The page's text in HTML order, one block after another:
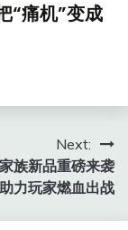
“痛机”变成
Next:
族新品重磅来袭
力玩家燃血出战